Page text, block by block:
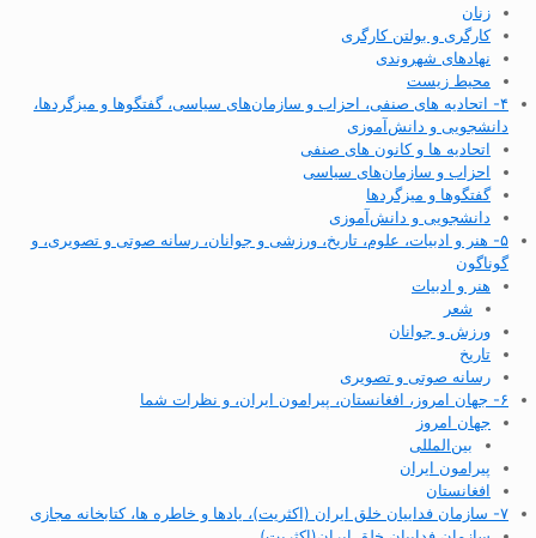
زنان
کارگری و بولتن کارگری
نهادهای شهروندی
محیط زیست
۴- اتحادیه های صنفی، احزاب و سازمان‌های سیاسی، گفتگوها و میزگردها،
دانشجویی و دانش‌آموزی
اتحادیه ها و کانون های صنفی
احزاب و سازمان‌های سیاسی
گفتگوها و میزگردها
دانشجویی و دانش‌آموزی
۵- هنر و ادبیات، علوم، تاریخ، ورزشی و جوانان، رسانه صوتی و تصویری، و
گوناگون
هنر و ادبیات
شعر
ورزش و جوانان
تاریخ
رسانه صوتی و تصویری
۶- جهان امروز، افغانستان، پیرامون ایران، و نظرات شما
جهان امروز
بین‌المللی
پیرامون ایران
افغانستان
۷- سازمان فداییان خلق ایران (اکثریت)، یادها و خاطره ها، کتابخانه مجازی